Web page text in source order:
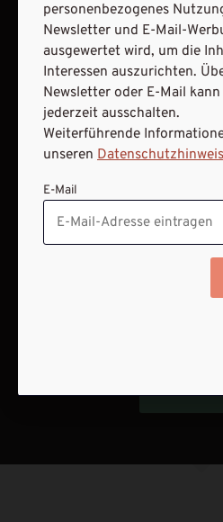
AGB und
Barrierefreiheit
VERTRAG
ABO ONLINE
personenbezogenes
Newsletter und E-Mail-
ausgewertet wird, um die
Interessen auszurichten.
Newsletter oder E-Mail
jederzeit ausschalten.
Weiterführende
unseren
E-Mail